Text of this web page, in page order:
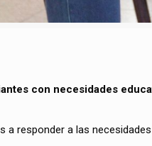
con necesidades
responder a las